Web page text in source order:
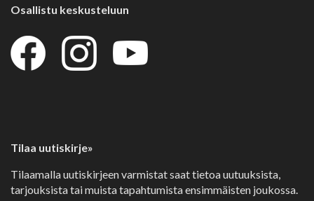
Osallistu keskusteluun
Tilaa uutiskirje»
Tilaamalla uutiskirjeen varmistat saat tietoa uutuuksista,
tarjouksista tai muista tapahtumista ensimmäisten joukossa.